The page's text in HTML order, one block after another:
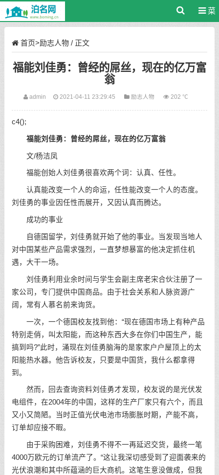
菜
首页>励志人物/ 正文
福能刘佳勇：曾经的屌丝，现在的亿万富
翁
admin 2021-04-11 23:29:45 励志人物 202 ℃
c4();
福能刘佳勇：曾经的屌丝，现在的亿万富翁
文/杨洁凤
福能创始人刘佳勇很喜欢两个词：认真、任性。
认真能改变一个人的命运，任性能改变一个人的态度。
刘佳勇的事业因任性而展开，又因认真而腾达。
成功的事业
自德国留学，刘佳勇就开始了他的事业。当发现当地人
对中国某些产品需求强烈，一直梦想暴富的他决定抓住机
遇，大干一场。
刘佳勇利用业余时间与学生会副主席老宋合伙注册了一
家公司，专门提供中国商品。由于社会关系和人脉资源广
阔，常有人慕名前来询货。
一次，一个德国校友找到他：“现在德国市场上有种产品
特别走俏，叫太阳能，而这种东西大多在你们中国生产，能
搞到吗?”此时，涌现在刘佳勇脑海的是家家户户屋顶上的太
阳能热水器。他告诉校友，只要是中国货，我什么都拿得
到。
然而，回去查询资料刘佳勇才发现，校友说的是光伏发
电组件，在2004年的中国，这样的生产厂家只有六个，而且
又小又简陋。当时正值光伏电池市场膨胀时期，产能不高，
订单却应接不暇。
由于采购困难，刘佳勇不得不一再延迟交货，最终一笔
4000万欧元的订单流产了。“这让我深切感受到了迎面袭来的
光伏浪潮和其中所蕴涵的巨大商机。这笔生意没做成，但我